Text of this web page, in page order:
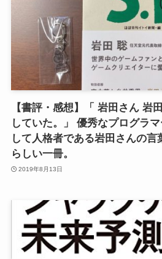
【書評・感想】「 岩田さん 岩
していた。」 優秀なプログラ
して人格者である岩田さんの
らしい一冊。
2019年8月13日